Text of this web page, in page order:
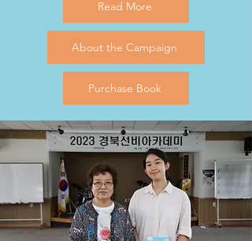
Read More
About the Campaign
Purchase Book